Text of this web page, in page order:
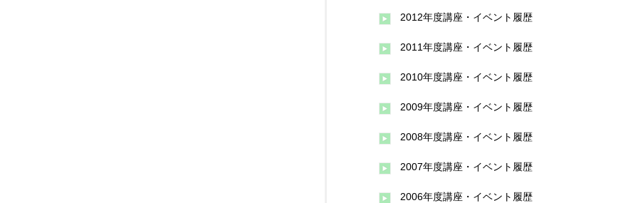
2012年度講座・イベント履歴
2011年度講座・イベント履歴
2010年度講座・イベント履歴
2009年度講座・イベント履歴
2008年度講座・イベント履歴
2007年度講座・イベント履歴
2006年度講座・イベント履歴